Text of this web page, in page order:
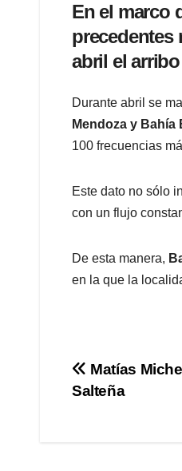
En el marco
precedentes
abril el
Durante abril se
Mendoza y Bahía
100 frecuencias
Este dato no sólo
con un flujo
De esta manera,
en la que la
Matías
Salteña